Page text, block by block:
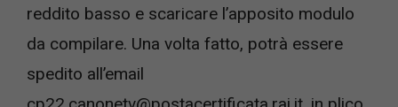
reddito basso e scaricare l’apposito modulo
da compilare. Una volta fatto, potrà essere
spedito all’email